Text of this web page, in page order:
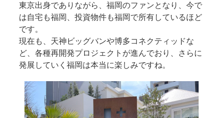
東京出身でありながら、福岡のファンとなり、今で
は自宅も福岡、投資物件も福岡で所有しているほど
です。
現在も、天神ビッグバンや博多コネクティッドな
ど、各種再開発プロジェクトが進んでおり、さらに
発展していく福岡は本当に楽しみですね。